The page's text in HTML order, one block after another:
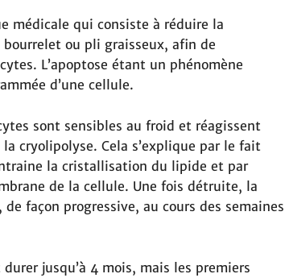
médicale qui consiste à réduire la
ou pli graisseux, afin de
L’apoptose étant un phénomène
d’une cellule.
sont sensibles au froid et réagissent
cryolipolyse. Cela s’explique par le fait
la cristallisation du lipide et par
de la cellule. Une fois détruite, la
façon progressive, au cours des semaines
jusqu’à 4 mois, mais les premiers